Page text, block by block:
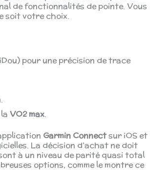
de fonctionnalités de pointe. Vous
soit votre choix.
pour une précision de trace
laVO2 max.
Garmin Connectsur iOS et
La décision d’achat ne doit
à un niveau de parité quasi total
options, comme le montre ce